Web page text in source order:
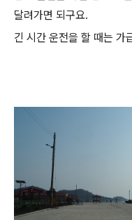
달려가면 되구요.
긴 시간 운전을 할 때는 가